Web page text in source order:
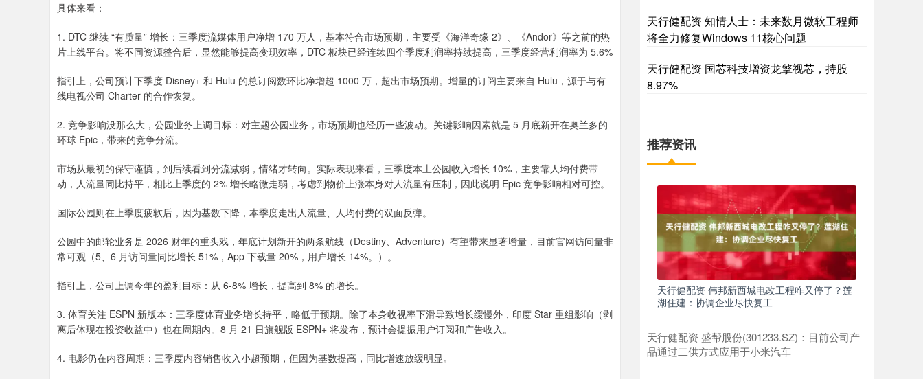
具体来看：
1. DTC 继续 “有质量” 增长：三季度流媒体用户净增 170 万人，基本符合市场预期，主要受《海洋奇缘 2》、《Andor》等之前的热
片上线平台。将不同资源整合后，显然能够提高变现效率，DTC 板块已经连续四个季度利润率持续提高，三季度经营利润率为 5.6%
指引上，公司预计下季度 Disney+ 和 Hulu 的总订阅数环比净增超 1000 万，超出市场预期。增量的订阅主要来自 Hulu，源于与有
线电视公司 Charter 的合作恢复。
2. 竞争影响没那么大，公园业务上调目标：对主题公园业务，市场预期也经历一些波动。关键影响因素就是 5 月底新开在奥兰多的
环球 Epic，带来的竞争分流。
市场从最初的保守谨慎，到后续看到分流减弱，情绪才转向。实际表现来看，三季度本土公园收入增长 10%，主要靠人均付费带
动，人流量同比持平，相比上季度的 2% 增长略微走弱，考虑到物价上涨本身对人流量有压制，因此说明 Epic 竞争影响相对可控。
国际公园则在上季度疲软后，因为基数下降，本季度走出人流量、人均付费的双面反弹。
公园中的邮轮业务是 2026 财年的重头戏，年底计划新开的两条航线（Destiny、Adventure）有望带来显著增量，目前官网访问量非
常可观（5、6 月访问量同比增长 51%，App 下载量 20%，用户增长 14%。）。
指引上，公司上调今年的盈利目标：从 6-8% 增长，提高到 8% 的增长。
3. 体育关注 ESPN 新版本：三季度体育业务增长持平，略低于预期。除了本身收视率下滑导致增长缓慢外，印度 Star 重组影响（剥
离后体现在投资收益中）也在周期内。8 月 21 日旗舰版 ESPN+ 将发布，预计会提振用户订阅和广告收入。
4. 电影仍在内容周期：三季度内容销售收入小超预期，但因为基数提高，同比增速放缓明显。
天行健配资 知情人士：未来数月微软工程师
将全力修复Windows 11核心问题
天行健配资 国芯科技增资龙擎视芯，持股
8.97%
推荐资讯
天行健配资 伟邦新西城电改工程咋又停了？莲
湖住建：协调企业尽快复工
天行健配资 盛帮股份(301233.SZ)：目前公司产
品通过二供方式应用于小米汽车